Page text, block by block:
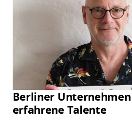
Berliner
erfahrene Talente